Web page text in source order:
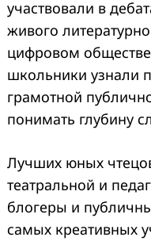
участвовали в
живого
цифровом
школьники узнали
грамотной
понимать глубину
Лучших юных
театральной и
блогеры и
самых креативных